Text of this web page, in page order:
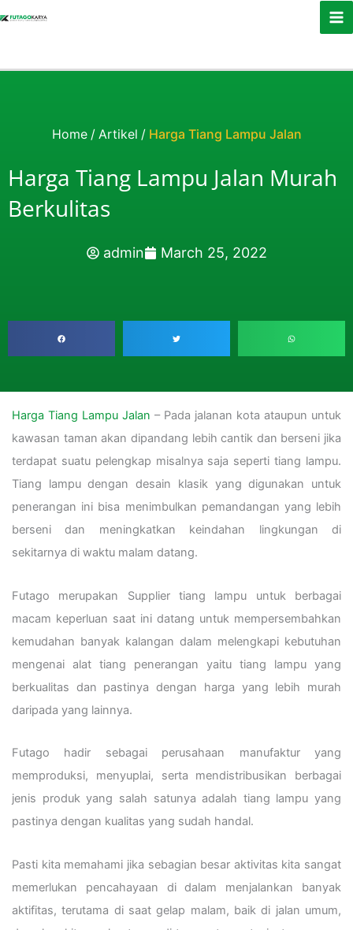
Home / Artikel / Harga Tiang Lampu Jalan
Harga Tiang Lampu Jalan Murah
Berkulitas
admin March 25, 2022
Harga Tiang Lampu Jalan – Pada jalanan kota ataupun untuk
kawasan taman akan dipandang lebih cantik dan berseni jika
terdapat suatu pelengkap misalnya saja seperti tiang lampu.
Tiang lampu dengan desain klasik yang digunakan untuk
penerangan ini bisa menimbulkan pemandangan yang lebih
berseni dan meningkatkan keindahan lingkungan di
sekitarnya di waktu malam datang.
Futago merupakan Supplier tiang lampu untuk berbagai
macam keperluan saat ini datang untuk mempersembahkan
kemudahan banyak kalangan dalam melengkapi kebutuhan
mengenai alat tiang penerangan yaitu tiang lampu yang
berkualitas dan pastinya dengan harga yang lebih murah
daripada yang lainnya.
Futago hadir sebagai perusahaan manufaktur yang
memproduksi, menyuplai, serta mendistribusikan berbagai
jenis produk yang salah satunya adalah tiang lampu yang
pastinya dengan kualitas yang sudah handal.
Pasti kita memahami jika sebagian besar aktivitas kita sangat
memerlukan pencahayaan di dalam menjalankan banyak
aktifitas, terutama di saat gelap malam, baik di jalan umum,